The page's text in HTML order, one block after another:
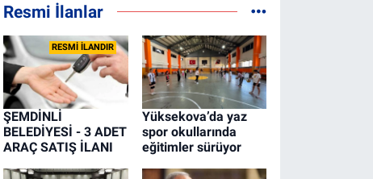
Resmi İlanlar
RESMİ İLANDIR
ŞEMDİNLİ
BELEDİYESİ - 3 ADET
ARAÇ SATIŞ İLANI
Yüksekova’da yaz
spor okullarında
eğitimler sürüyor